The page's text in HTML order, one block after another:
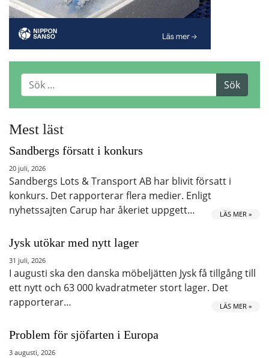
Mest läst
Sandbergs försatt i konkurs
20 juli, 2026
Sandbergs Lots & Transport AB har blivit försatt i
konkurs. Det rapporterar flera medier. Enligt
nyhetssajten Carup har åkeriet uppgett…
LÄS MER »
Jysk utökar med nytt lager
31 juli, 2026
I augusti ska den danska möbeljätten Jysk få tillgång till
ett nytt och 63 000 kvadratmeter stort lager. Det
rapporterar…
LÄS MER »
Problem för sjöfarten i Europa
3 augusti, 2026